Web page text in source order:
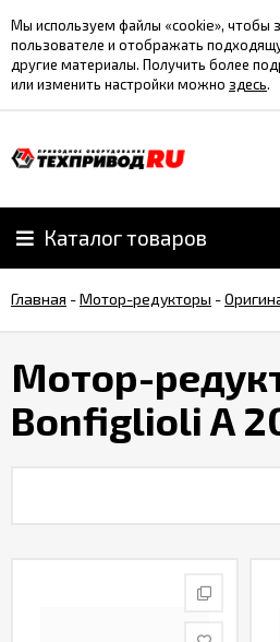
Мы используем файлы «cookie», чтобы
пользователе и отображать
другие материалы. Получить более
или изменить настройки можно здесь.
Каталог товаров
Главная -Мотор-редукторы -
Мотор-
Bonfiglioli A